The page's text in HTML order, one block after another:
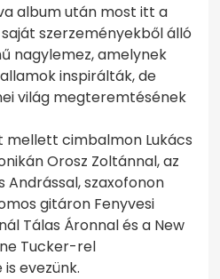
album után most itt a
szerzeményekből álló
nagylemez, amelynek
inspirálták, de
világ megteremtésének
cimbalmon Lukács
Orosz Zoltánnal, az
Andrással, szaxofonon
gitáron Fenyvesi
Tálas Áronnal és a New
Tucker-rel
evezünk.